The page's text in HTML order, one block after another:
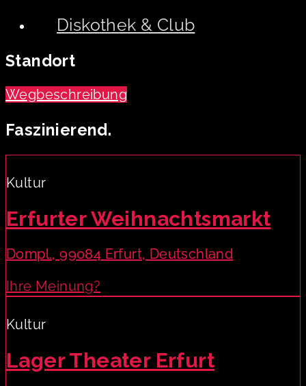
Diskothek & Club
Standort
Wegbeschreibung
Faszinierend.
Kultur
Erfurter Weihnachtsmarkt
Dompl., 99084 Erfurt, Deutschland
Ihre Meinung?
Kultur
Lager Theater Erfurt